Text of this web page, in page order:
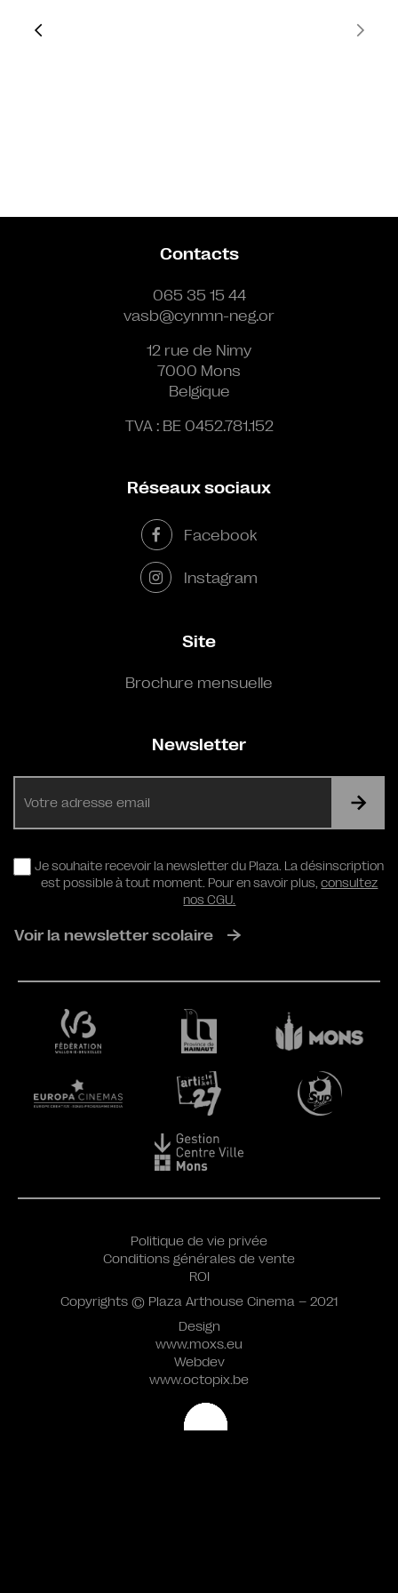
Contacts
065 35 15 44
vasb@cynmn-neg.or
12 rue de Nimy
7000 Mons
Belgique
TVA : BE 0452.781.152
Réseaux sociaux
Facebook
Instagram
Site
Brochure mensuelle
Newsletter
RGPD
Je souhaite recevoir la newsletter du Plaza. La désinscription
est possible à tout moment. Pour en savoir plus,consultez
nos CGU.
Voir la newsletter scolaire
Design
www.moxs.eu
Webdev
www.octopix.be
Politique de vie privée
Conditions générales de vente
ROI
Copyrights © Plaza Arthouse Cinema – 2021